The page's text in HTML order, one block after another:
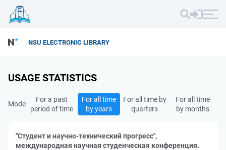
NSU ELECTRONIC LIBRARY
USAGE STATISTICS
Mode
For a past
period of time
For all time
by years
For all time by
quarters
For all time
by months
"Студент и научно-технический прогресс",
международная научная студенческая конференция.